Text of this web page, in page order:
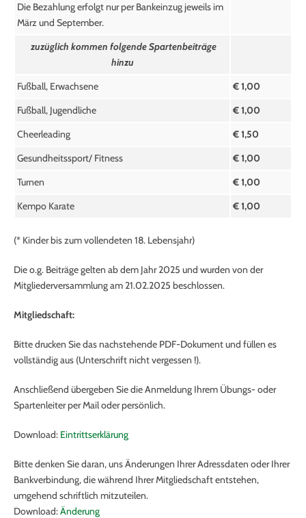
Die Bezahlung erfolgt nur per Bankeinzug jeweils im
März und September.
zuzüglich kommen folgende Spartenbeiträge
hinzu
Fußball, Erwachsene
€ 1,00
Fußball, Jugendliche
€ 1,00
Cheerleading
€ 1,50
Gesundheitssport/ Fitness
€ 1,00
Turnen
€ 1,00
Kempo Karate
€ 1,00
(* Kinder bis zum vollendeten 18. Lebensjahr)
Die o.g. Beiträge gelten ab dem Jahr 2025 und wurden von der
Mitgliederversammlung am 21.02.2025 beschlossen.
Mitgliedschaft:
Bitte drucken Sie das nachstehende PDF-Dokument und füllen es
vollständig aus (Unterschrift nicht vergessen !).
Anschließend übergeben Sie die Anmeldung Ihrem Übungs- oder
Spartenleiter per Mail oder persönlich.
Download: Eintrittserklärung
Bitte denken Sie daran, uns Änderungen Ihrer Adressdaten oder Ihrer
Bankverbindung, die während Ihrer Mitgliedschaft entstehen,
umgehend schriftlich mitzuteilen.
Download:Änderung